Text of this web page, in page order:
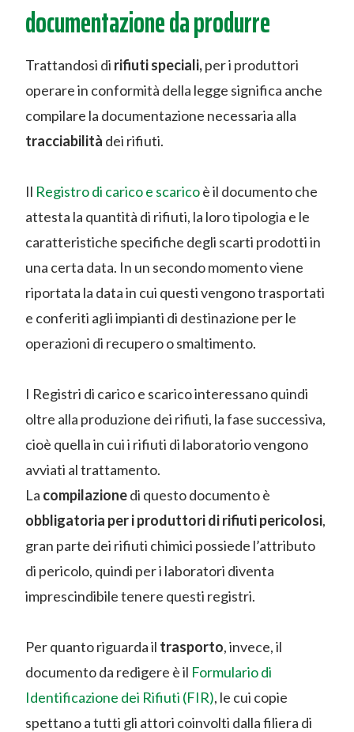
documentazione da produrre
Trattandosi di rifiuti speciali,per i produttori
operare in conformità della legge significa anche
compilare la documentazione necessaria alla
tracciabilità dei rifiuti.
Il Registro di carico e scaricoè il documento che
attesta la quantità di rifiuti, la loro tipologia e le
caratteristiche specifiche degli scarti prodotti in
una certa data. In un secondo momento viene
riportata la data in cui questi vengono trasportati
e conferiti agli impianti di destinazione per le
operazioni di recupero o smaltimento.
I Registri di carico e scarico interessano quindi
oltre alla produzione dei rifiuti, la fase successiva,
cioè quella in cui i rifiuti di laboratorio vengono
avviati al trattamento.
La compilazionedi questo documento è
obbligatoria per i produttori di rifiuti pericolosi,
gran parte dei rifiuti chimici possiede l’attributo
di pericolo, quindi per i laboratori diventa
imprescindibile tenere questi registri.
Per quanto riguarda il trasporto, invece, il
documento da redigere è il Formulario di
Identificazione dei Rifiuti (FIR), le cui copie
spettano a tutti gli attori coinvolti dalla filiera di